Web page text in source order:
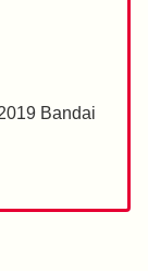
Bandai